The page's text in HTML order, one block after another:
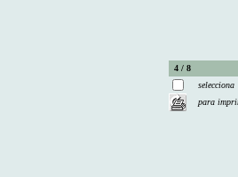
4 / 8
selecciona
para